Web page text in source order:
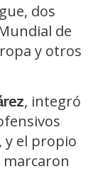
dos
de
y otros
, integró
y el propio
marcaron